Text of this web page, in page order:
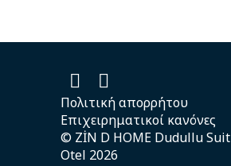
© ZİN D HOME Dudullu Suit
Otel 2026
Πολιτική απορρήτου
Επιχειρηματικοί κανόνες